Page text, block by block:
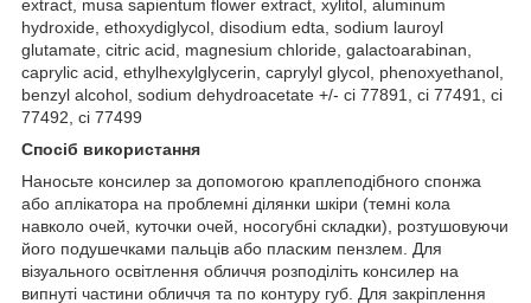
extract, musa sapientum flower extract, xylitol, aluminum
hydroxide, ethoxydiglycol, disodium edta, sodium lauroyl
glutamate, citric acid, magnesium chloride, galactoarabinan,
caprylic acid, ethylhexylglycerin, caprylyl glycol, phenoxyethanol,
benzyl alcohol, sodium dehydroacetate +/- ci 77891, ci 77491, ci
77492, ci 77499
Спосіб використання
Наносьте консилер за допомогою краплеподібного спонжа
або аплікатора на проблемні ділянки шкіри (темні кола
навколо очей, куточки очей, носогубні складки), розтушовуючи
його подушечками пальців або пласким пензлем. Для
візуального освітлення обличчя розподіліть консилер на
випнуті частини обличчя та по контуру губ. Для закріплення